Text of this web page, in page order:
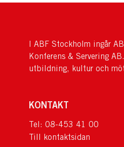
I ABF Stockholm ingår
Konferens & Servering
utbildning, kultur och
KONTAKT
Tel: 08-453 41 00
Till kontaktsidan